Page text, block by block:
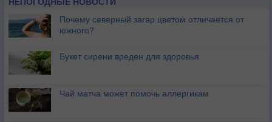
Почему северный загар цветом отличается от
южного?
Букет сирени вреден для здоровья
Чай матча может помочь аллергикам